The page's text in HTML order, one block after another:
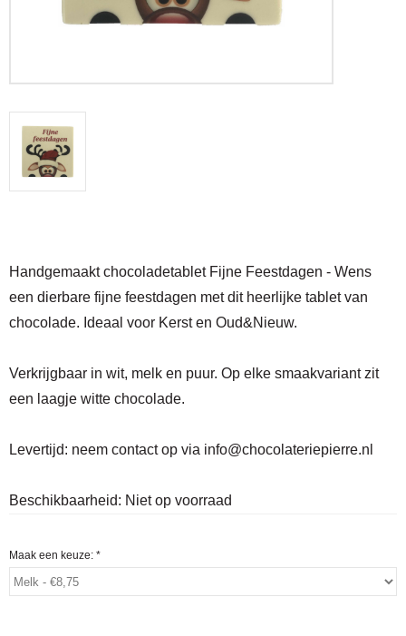
Handgemaakt chocoladetablet Fijne Feestdagen - Wens
een dierbare fijne feestdagen met dit heerlijke tablet van
chocolade. Ideaal voor Kerst en Oud&Nieuw.
Verkrijgbaar in wit, melk en puur. Op elke smaakvariant zit
een laagje witte chocolade.
Levertijd: neem contact op via info@chocolateriepierre.nl
Beschikbaarheid: Niet op voorraad
Maak een keuze: *